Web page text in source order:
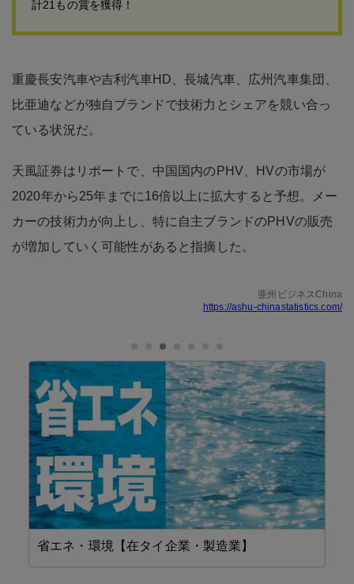
計21もの賞を獲得！
重慶長安汽車や吉利汽車HD、長城汽車、広州汽車集団、
比亜迪などが独自ブランドで技術力とシェアを競い合っ
ている状況だ。
天風証券はリポートで、中国国内のPHV、HVの市場が
2020年から25年までに16倍以上に拡大すると予想。メー
カーの技術力が向上し、特に自主ブランドのPHVの販売
が増加していく可能性があると指摘した。
亜州ビジネスChina
https://ashu-chinastatistics.com/
省エネ・環境【在タイ企業・製造業】